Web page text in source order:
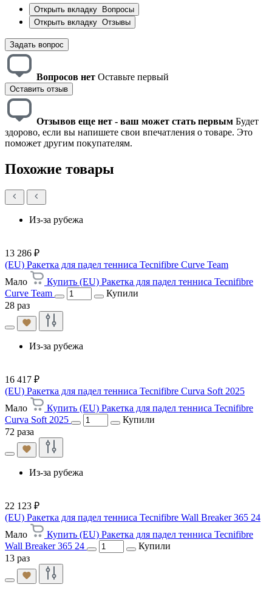
Открыть вкладку
Вопросы
Открыть вкладку Отзывы
Задать вопрос
Вопросов нет Оставьте первый
Оставить отзыв
Отзывов еще нет - ваш может стать первым Будет
здорово, если вы напишете свои впечатления о товаре. Это
поможет другим покупателям.
Похожие товары
Из-за рубежа
13 286 ₽
(EU) Ракетка для падел тенниса Tecnifibre Curve Team
Мало
Купить (EU) Ракетка для падел тенниса Tecnifibre
Curve Team
Купили
28 раз
Из-за рубежа
16 417 ₽
(EU) Ракетка для падел тенниса Tecnifibre Curva Soft 2025
Мало
Купить (EU) Ракетка для падел тенниса Tecnifibre
Curva Soft 2025
Купили
72 раза
Из-за рубежа
22 123 ₽
(EU) Ракетка для падел тенниса Tecnifibre Wall Breaker 365 24
Мало
Купить (EU) Ракетка для падел тенниса Tecnifibre
Wall Breaker 365 24
Купили
13 раз